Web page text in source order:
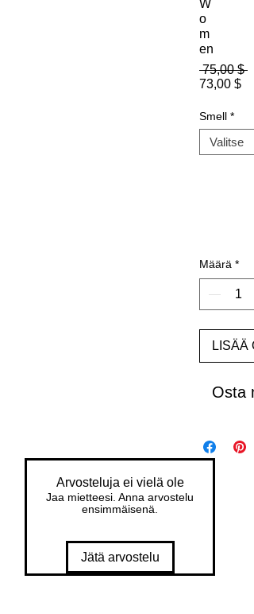
W
o
m
en
75,00 $
73,00 $
Smell *
Määrä *
LISÄÄ
Osta
Arvosteluja ei vielä ole
Jaa mietteesi. Anna arvostelu
ensimmäisenä.
Jätä arvostelu